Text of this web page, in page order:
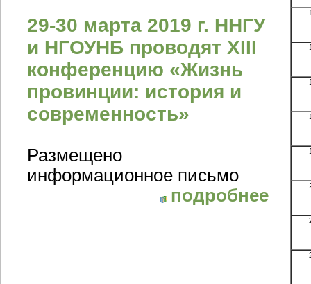
29-30 марта 2019 г. ННГУ
и НГОУНБ проводят ХIII
конференцию «Жизнь
провинции: история и
современность»
Размещено
информационное письмо
подробнее